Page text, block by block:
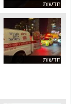
חדשות
חדשות